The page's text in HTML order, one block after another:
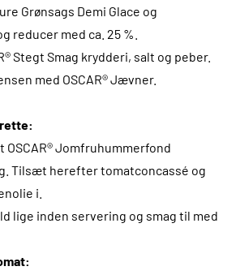
Grønsags Demi Glace og
reducer med ca. 25 %.
Stegt Smag krydderi, salt og peber.
med OSCAR® Jævner.
OSCAR® Jomfruhummerfond
Tilsæt herefter tomatconcassé og
i.
lige inden servering og smag til med